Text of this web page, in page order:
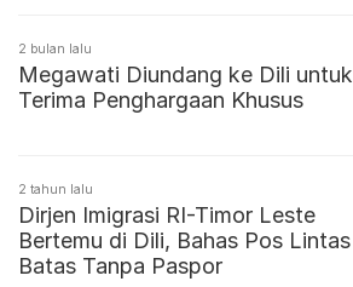
2 bulan lalu
Megawati Diundang ke Dili untuk
Terima Penghargaan Khusus
2 tahun lalu
Dirjen Imigrasi RI-Timor Leste
Bertemu di Dili, Bahas Pos Lintas
Batas Tanpa Paspor